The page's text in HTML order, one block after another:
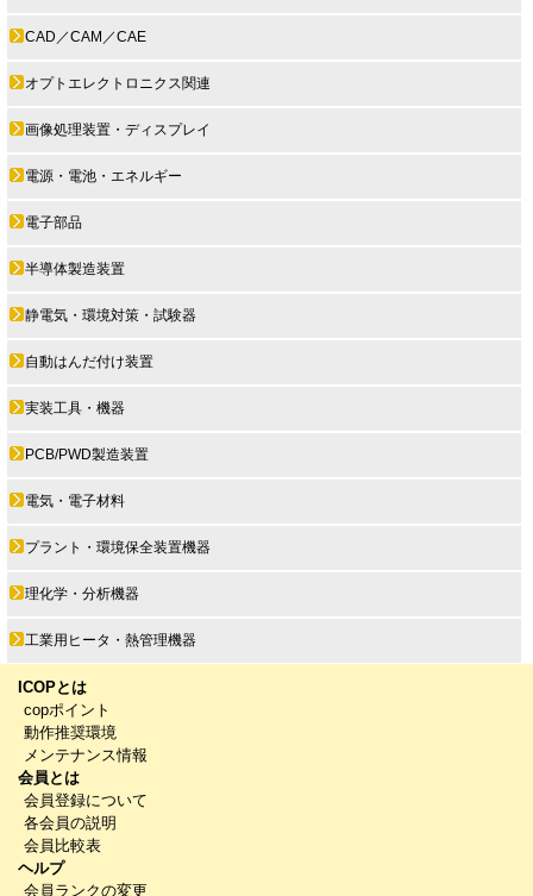
CAD／CAM／CAE
オプトエレクトロニクス関連
画像処理装置・ディスプレイ
電源・電池・エネルギー
電子部品
半導体製造装置
静電気・環境対策・試験器
自動はんだ付け装置
実装工具・機器
PCB/PWD製造装置
電気・電子材料
プラント・環境保全装置機器
理化学・分析機器
工業用ヒータ・熱管理機器
ICOPとは
copポイント
動作推奨環境
メンテナンス情報
会員とは
会員登録について
各会員の説明
会員比較表
ヘルプ
会員ランクの変更